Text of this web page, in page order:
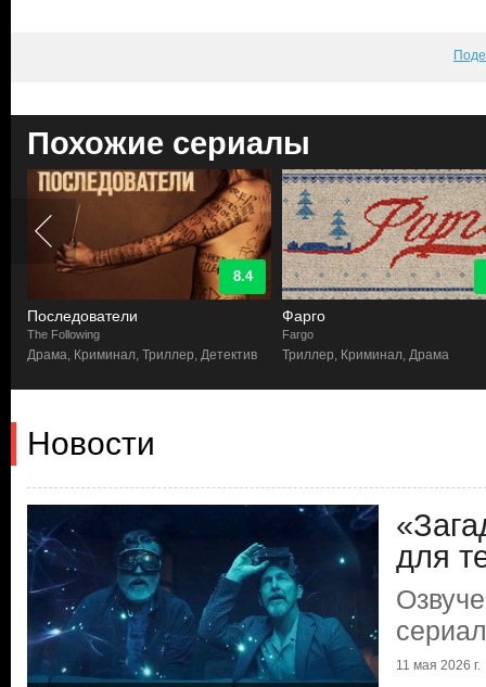
Похожие сериалы
8.4
Последователи
The Following
Драма, Криминал, Триллер, Детектив
Фарго
Fargo
Триллер, Криминал, Драма
Новости
для
11 мая 2026 г.